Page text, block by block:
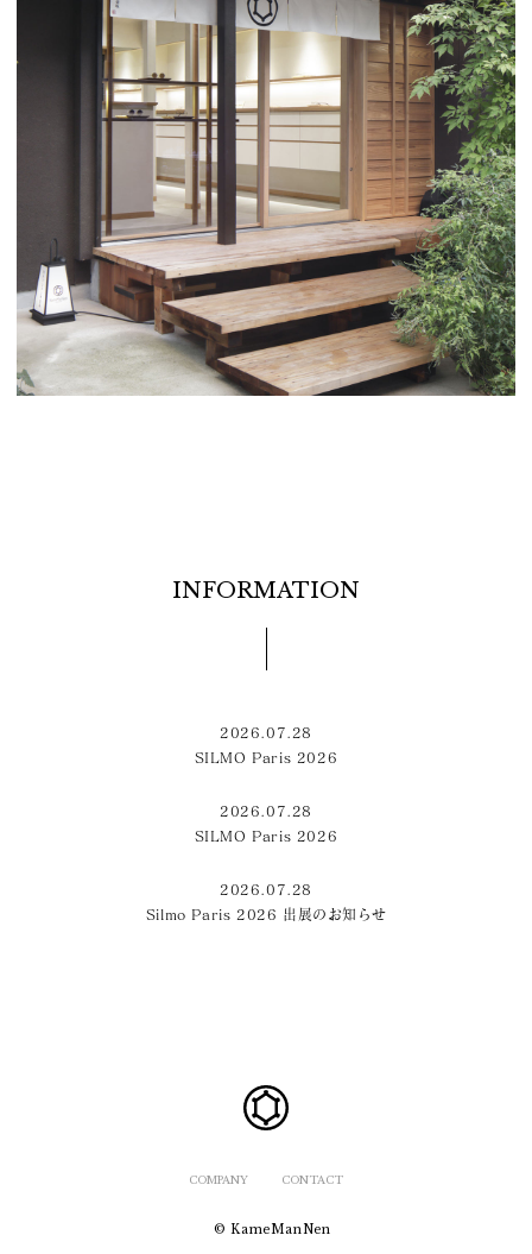
INFORMATION
2026.07.28
SILMO Paris 2026
2026.07.28
SILMO Paris 2026
2026.07.28
Silmo Paris 2026 出展のお知らせ
COMPANY CONTACT
© KameManNen